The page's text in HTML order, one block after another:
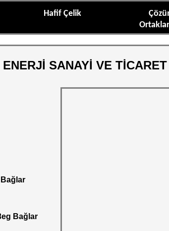
Hafif Çelik
SANAYİ VE
Bağlar
Bağlar